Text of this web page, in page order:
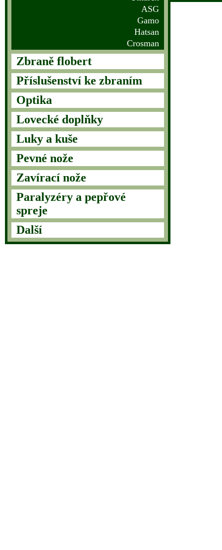
ASG
Gamo
Hatsan
Crosman
Zbraně flobert
Příslušenství ke zbraním
Optika
Lovecké doplňky
Luky a kuše
Pevné nože
Zavírací nože
Paralyzéry a pepřové
spreje
Další